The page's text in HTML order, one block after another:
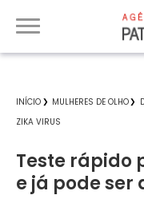
INÍCIO MULHERES DE OLHO
ZIKA VIRUS
Teste rápido
e já pode ser